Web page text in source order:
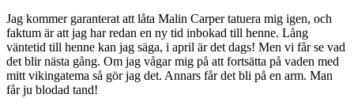
Jag kommer garanterat att låta Malin Carper tatuera mig igen, och
faktum är att jag har redan en ny tid inbokad till henne. Lång
väntetid till henne kan jag säga, i april är det dags! Men vi får se vad
det blir nästa gång. Om jag vågar mig på att fortsätta på vaden med
mitt vikingatema så gör jag det. Annars får det bli på en arm. Man
får ju blodad tand!